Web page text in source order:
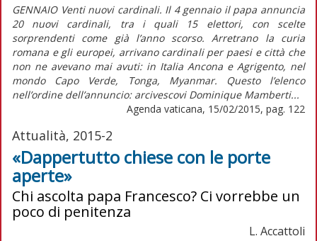
GENNAIO Venti nuovi cardinali. Il 4 gennaio il papa annuncia
20 nuovi cardinali, tra i quali 15 elettori, con scelte
sorprendenti come già l’anno scorso. Arretrano la curia
romana e gli europei, arrivano cardinali per paesi e città che
non ne avevano mai avuti: in Italia Ancona e Agrigento, nel
mondo Capo Verde, Tonga, Myanmar. Questo l’elenco
nell’ordine dell’annuncio: arcivescovi Dominique Mamberti...
Agenda vaticana, 15/02/2015, pag. 122
Attualità, 2015-2
«Dappertutto chiese con le porte
aperte»
Chi ascolta papa Francesco? Ci vorrebbe un
poco di penitenza
L. Accattoli